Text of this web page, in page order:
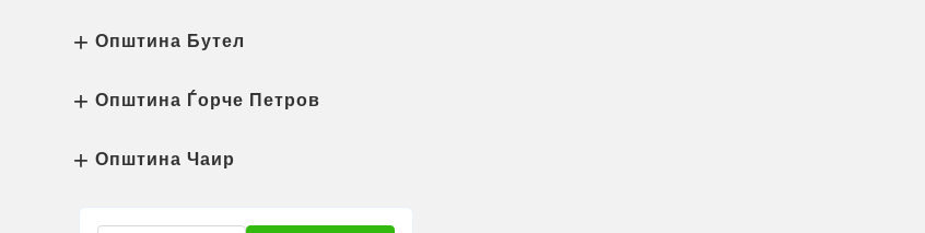
Општина Бутел
Општина Ѓорче Петров
Општина Чаир